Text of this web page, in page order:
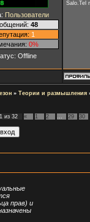
Пользователи
48
1
0%
Offline
Salo.Tel
» Теории и размышления
из 32 « 1 2 29 30
прав) и